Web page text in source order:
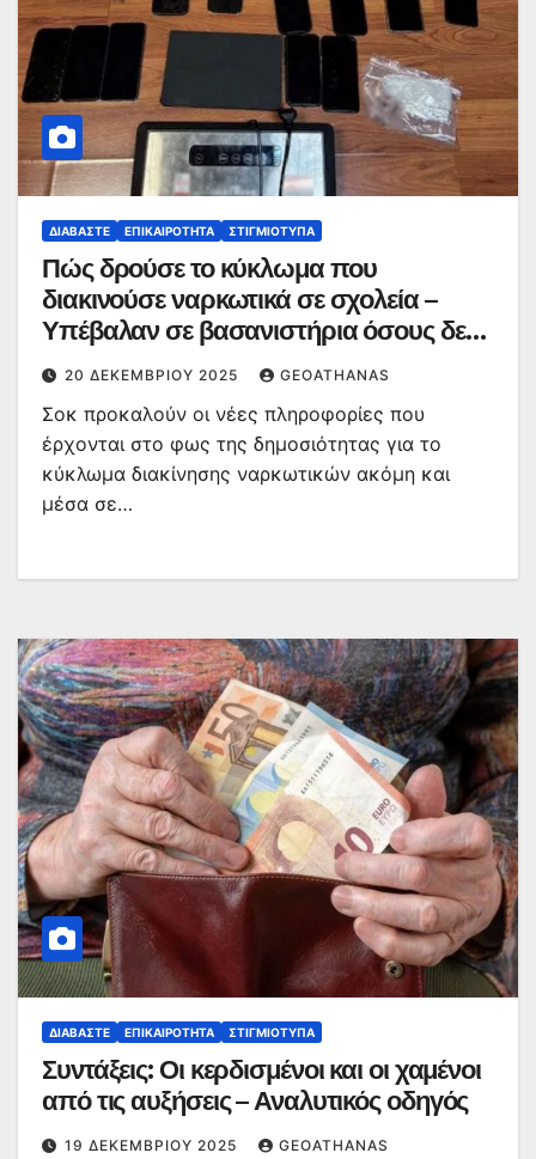
ΔΙΑΒΆΣΤΕ ΕΠΙΚΑΙΡΌΤΗΤΑ ΣΤΙΓΜΙΌΤΥΠΑ
Πώς δρούσε το κύκλωμα που
διακινούσε ναρκωτικά σε σχολεία –
Υπέβαλαν σε βασανιστήρια όσους δεν
τηρούσαν τους «κανόνες πειθαρχίας»
20 ΔΕΚΕΜΒΡΊΟΥ 2025 GEOATHANAS
Σοκ προκαλούν οι νέες πληροφορίες που
έρχονται στο φως της δημοσιότητας για το
κύκλωμα διακίνησης ναρκωτικών ακόμη και
μέσα σε…
ΔΙΑΒΆΣΤΕ ΕΠΙΚΑΙΡΌΤΗΤΑ ΣΤΙΓΜΙΌΤΥΠΑ
Συντάξεις: Οι κερδισμένοι και οι χαμένοι
από τις αυξήσεις – Αναλυτικός οδηγός
19 ΔΕΚΕΜΒΡΊΟΥ 2025 GEOATHANAS